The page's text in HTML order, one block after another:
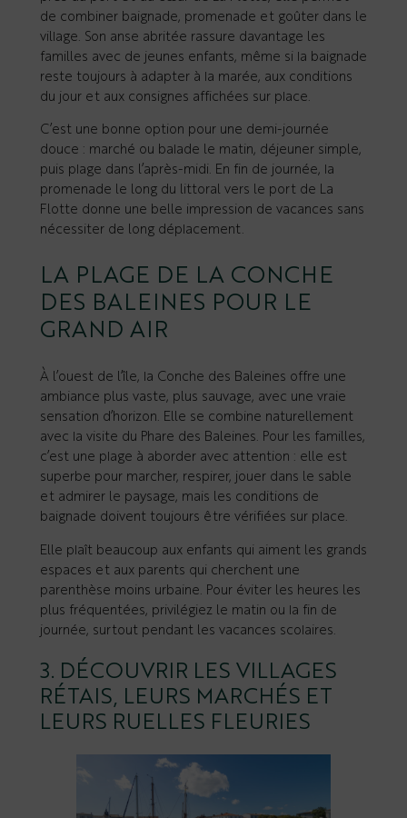
de combiner baignade, promenade et goûter dans le
village. Son anse abritée rassure davantage les
familles avec de jeunes enfants, même si la baignade
reste toujours à adapter à la marée, aux conditions
du jour et aux consignes affichées sur place.
C’est une bonne option pour une demi-journée
douce : marché ou balade le matin, déjeuner simple,
puis plage dans l’après-midi. En fin de journée, la
promenade le long du littoral vers le port de La
Flotte donne une belle impression de vacances sans
nécessiter de long déplacement.
LA PLAGE DE LA CONCHE
DES BALEINES POUR LE
GRAND AIR
À l’ouest de l’île, la Conche des Baleines offre une
ambiance plus vaste, plus sauvage, avec une vraie
sensation d’horizon. Elle se combine naturellement
avec la visite du Phare des Baleines. Pour les familles,
c’est une plage à aborder avec attention : elle est
superbe pour marcher, respirer, jouer dans le sable
et admirer le paysage, mais les conditions de
baignade doivent toujours être vérifiées sur place.
Elle plaît beaucoup aux enfants qui aiment les grands
espaces et aux parents qui cherchent une
parenthèse moins urbaine. Pour éviter les heures les
plus fréquentées, privilégiez le matin ou la fin de
journée, surtout pendant les vacances scolaires.
3. DÉCOUVRIR LES VILLAGES
RÉTAIS, LEURS MARCHÉS ET
LEURS RUELLES FLEURIES